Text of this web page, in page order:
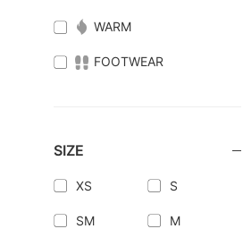
WARM
FOOTWEAR
SIZE
XS S
SM M